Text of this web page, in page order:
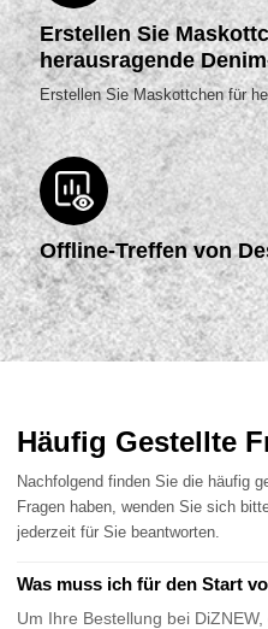
Erstellen Sie
herausragende
Erstellen Sie Maskottchen für
Offline-Treffen von
Häufig Gestellte
Nachfolgend finden Sie die häufig
Fragen haben, wenden Sie sich
jederzeit für Sie beantworten.
Was muss ich für den Start
Um Ihre Bestellung bei